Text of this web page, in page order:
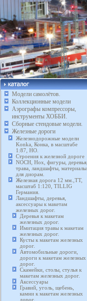
Модели самолётов.
Коллекционные модели
Аэрографы компрессоры,
инструменты ХОББИ.
Сборные стендовые модели.
Железные дороги
Железнодорожные модели
Konka, Конка, в масштабе
1:87, HO.
Строения к железной дороге
NOCH, Нох, фигуры, деревья,
трава, ландшафты, материалы
для диорам.
Железная дорога 12 мм.,TT,
масштаб 1:120, TILLIG
Германия.
Ландшафты, деревья,
аксессуары к макетам
железных дорог.
Деревья к макетам
железных дорог.
Имитация травы к макетам
железных дорог.
Кусты к макетам железных
дорог.
Автомобильные дороги,
дороги к макетам железных
дорог.
Скамейки, столы, стулья к
макетам железных дорог.
Аксессуары
Гравий, уголь, щебень,
камни к макетам железных
дорог.